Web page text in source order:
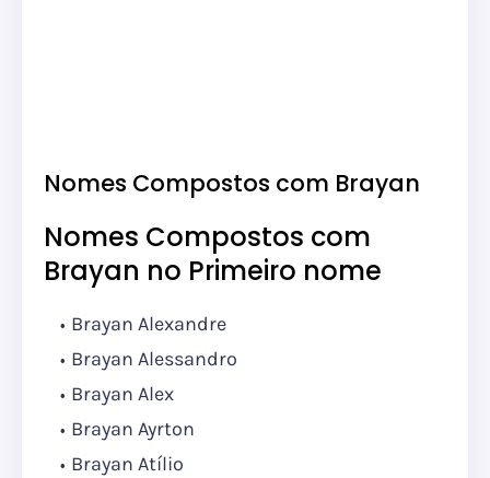
Nomes Compostos com Brayan
Nomes Compostos com
Brayan no Primeiro nome
Brayan Alexandre
Brayan Alessandro
Brayan Alex
Brayan Ayrton
Brayan Atílio